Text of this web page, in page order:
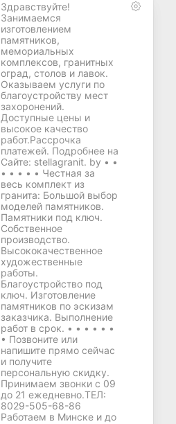
Здравствуйте!
Занимаемся
изготовлением
памятников,
мемориальных
комплексов, гранитных
оград, столов и лавок.
Оказываем услуги по
благоустройству мест
захоронений.
Доступные цены и
высокое качество
работ.Рассрочка
платежей. Подробнее на
Сайте: stellagranit. by • •
• • • • • Честная за
весь комплект из
гранита: Большой выбор
моделей памятников.
Памятники под ключ.
Собственное
производство.
Высококачественное
художественные
работы.
Благоустройство под
ключ. Изготовление
памятников по эскизам
заказчика. Выполнение
работ в срок. • • • • • •
• Позвоните или
напишите прямо сейчас
и получите
персональную скидку.
Принимаем звонки с 09
до 21 ежедневно.ТЕЛ:
8029-505-68-86
Работаем в Минске и до